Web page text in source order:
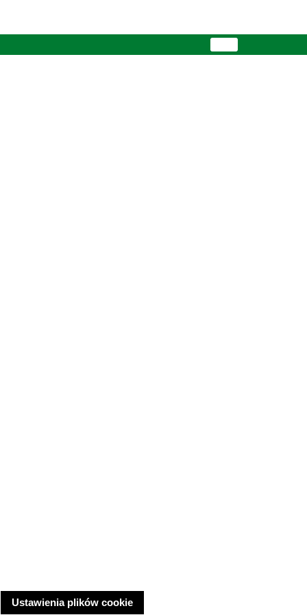
Ustawienia plików cookie